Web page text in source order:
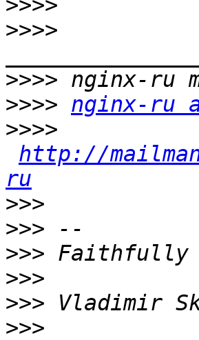
>>>>
>>>>
>>>>
>>>> nginx-ru
>>>>
http://
ru
>>>
>>>
>>>
>>>
>>>
>>>